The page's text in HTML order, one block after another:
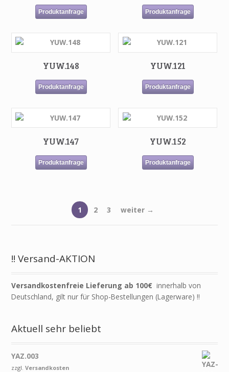
Produktanfrage Produktanfrage
YUW.148
Produktanfrage
YUW.121
Produktanfrage
YUW.147
Produktanfrage
YUW.152
Produktanfrage
1 2 3 weiter →
!! Versand-AKTION
Versandkostenfreie Lieferung ab 100€ innerhalb von
Deutschland, gilt nur für Shop-Bestellungen (Lagerware) !!
Aktuell sehr beliebt
YAZ.003
zzgl.Versandkosten